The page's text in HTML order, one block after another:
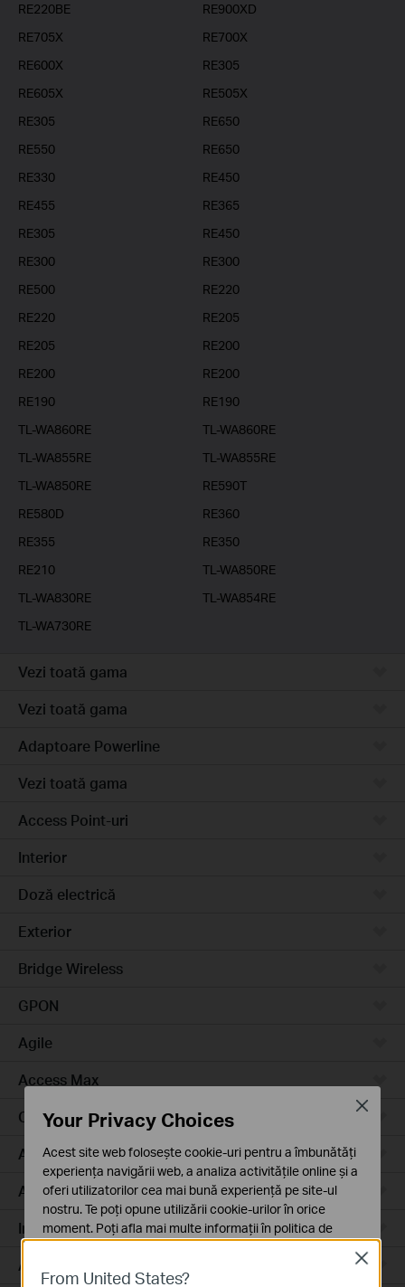
RE220BE
RE900XD
RE705X
RE700X
RE600X
RE305
RE605X
RE505X
RE305
RE650
RE550
RE650
RE330
RE450
RE455
RE365
RE305
RE450
RE300
RE300
RE500
RE220
RE220
RE205
RE205
RE200
RE200
RE200
RE190
RE190
TL-WA860RE
TL-WA860RE
TL-WA855RE
TL-WA855RE
TL-WA850RE
RE590T
RE580D
RE360
RE355
RE350
RE210
TL-WA850RE
TL-WA830RE
TL-WA854RE
TL-WA730RE
Vezi toată gama
Vezi toată gama
Adaptoare Powerline
Vezi toată gama
Access Point-uri
Interior
Doză electrică
Exterior
Bridge Wireless
GPON
Agile
Access Max
Campus
Access Plus
Aggregation
Industrial
Access
From United States?
Close
Your Privacy Choices
Acest site web folosește cookie-uri pentru a îmbunătăți
experiența navigării web, a analiza activitățile online și a
oferi utilizatorilor cea mai bună experiență pe site-ul
nostru. Te poți opune utilizării cookie-urilor în orice
moment. Poți afla mai multe informații în politica de
Cookie-uri de bază
Close